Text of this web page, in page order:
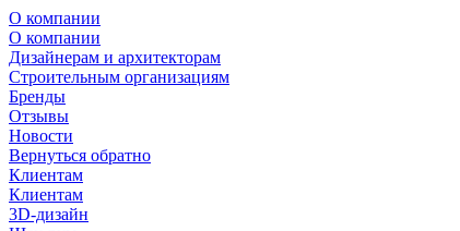
О компании
О компании
Дизайнерам и архитекторам
Строительным организациям
Бренды
Отзывы
Новости
Вернуться обратно
Клиентам
Клиентам
3D-дизайн